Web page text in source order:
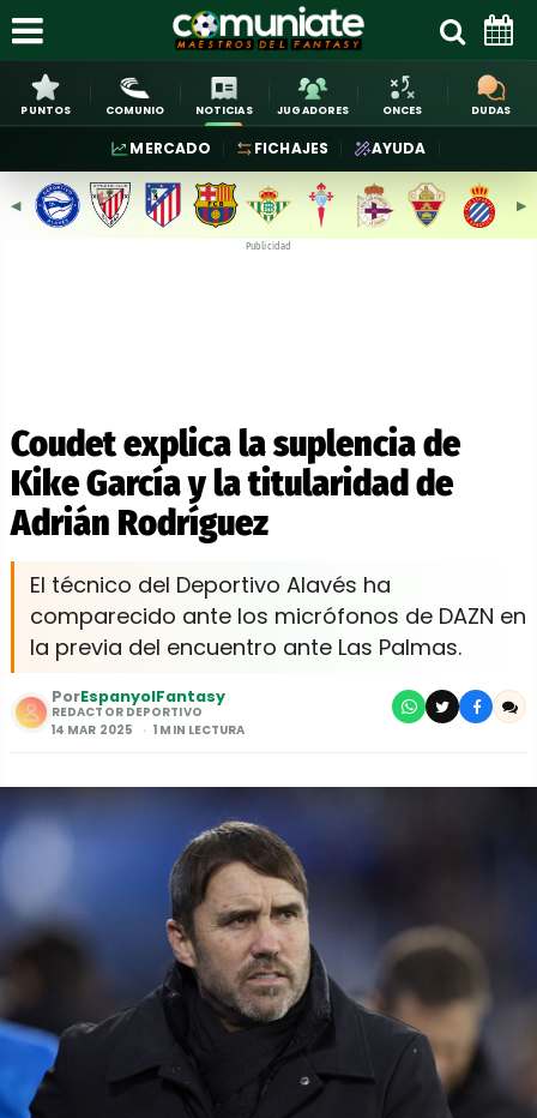
PUNTOS COMUNIO NOTICIAS JUGADORES ONCES DUDAS
MERCADO FICHAJES AYUDA
◀︎ ▶︎
Publicidad
Coudet explica la suplencia de
Kike García y la titularidad de
Adrián Rodríguez
El técnico del Deportivo Alavés ha
comparecido ante los micrófonos de DAZN en
la previa del encuentro ante Las Palmas.
PorEspanyolFantasy
REDACTOR DEPORTIVO
14 MAR 2025
1 MIN LECTURA